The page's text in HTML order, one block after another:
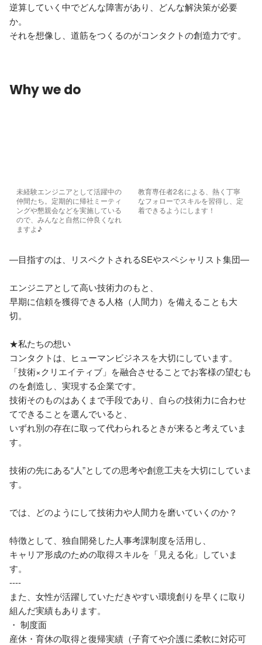
逆算していく中でどんな障害があり、どんな解決策が必要
か。
Why we do
未経験エンジニアとして活躍中の
仲間たち。定期的に帰社ミーティ
ングや懇親会などを実施している
ので、みんなと自然に仲良くなれ
ますよ♪
教育専任者2名による、熱く丁寧
なフォローでスキルを習得し、定
着できるようにします！
―目指すのは、リスペクトされるSEやスペシャリスト集団―
エンジニアとして高い技術力のもと、
早期に信頼を獲得できる人格（人間力）を備えることも大
切。
★私たちの想い
コンタクトは、ヒューマンビジネスを大切にしています。
「技術×クリエイティブ」を融合させることでお客様の望むも
のを創造し、実現する企業です。
技術そのものはあくまで手段であり、自らの技術力に合わせ
てできることを選んでいると、
いずれ別の存在に取って代わられるときが来ると考えていま
す。
技術の先にある“人”としての思考や創意工夫を大切にしていま
す。
では、どのようにして技術力や人間力を磨いていくのか？
特徴として、独自開発した人事考課制度を活用し、
キャリア形成のための取得スキルを「見える化」していま
す。
----
また、女性が活躍していただきやすい環境創りを早くに取り
組んだ実績もあります。
・ 制度面
産休・育休の取得と復帰実績（子育てや介護に柔軟に対応可